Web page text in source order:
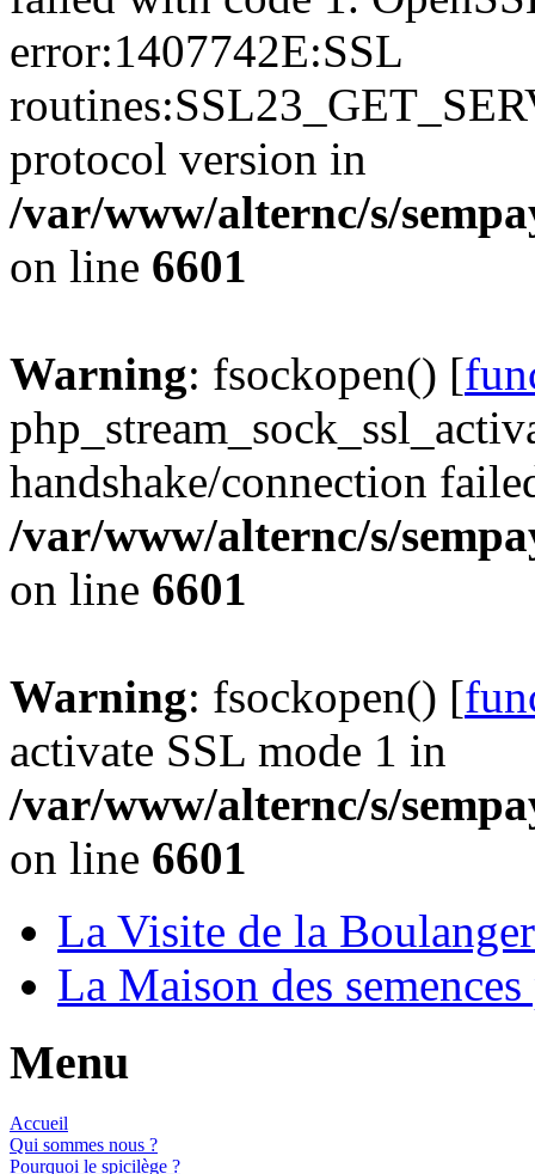
error:1407742E:SSL
protocol version in
/var/www/alternc/s/
on line 6601
Warning: fsockopen() [
handshake/connection
/var/www/alternc/s/
on line 6601
Warning: fsockopen() [
activate SSL mode 1 in
/var/www/alternc/s/
on line 6601
La Visite de la
La Maison des
Menu
Accueil
Qui sommes nous ?
Pourquoi le spicilège ?